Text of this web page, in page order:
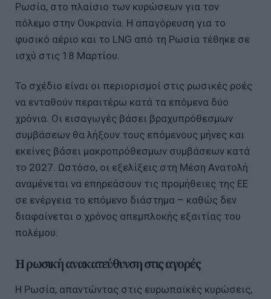
Ρωσία, στο πλαίσιο των κυρώσεων για τον
πόλεμο στην Ουκρανία. Η απαγόρευση για το
φυσικό αέριο και το LNG από τη Ρωσία τέθηκε σε
ισχύ στις 18 Μαρτίου.
Το σχέδιο είναι οι περιορισμοί στις ρωσικές ροές
να ενταθούν περαιτέρω κατά τα επόμενα δύο
χρόνια. Οι εισαγωγές βάσει βραχυπρόθεσμων
συμβάσεων θα λήξουν τους επόμενους μήνες και
εκείνες βάσει μακροπρόθεσμων συμβάσεων κατά
το 2027. Ωστόσο, οι εξελίξεις στη Μέση Ανατολή
αναμένεται να επηρεάσουν τις προμήθειες της ΕΕ
σε ενέργεια το επόμενο διάστημα – καθώς δεν
διαφαίνεται ο χρόνος απεμπλοκής εξαιτίας του
πολέμου.
Η ρωσική ανακατεύθυνση στις αγορές
Η Ρωσία, απαντώντας στις ευρωπαϊκές κυρώσεις,